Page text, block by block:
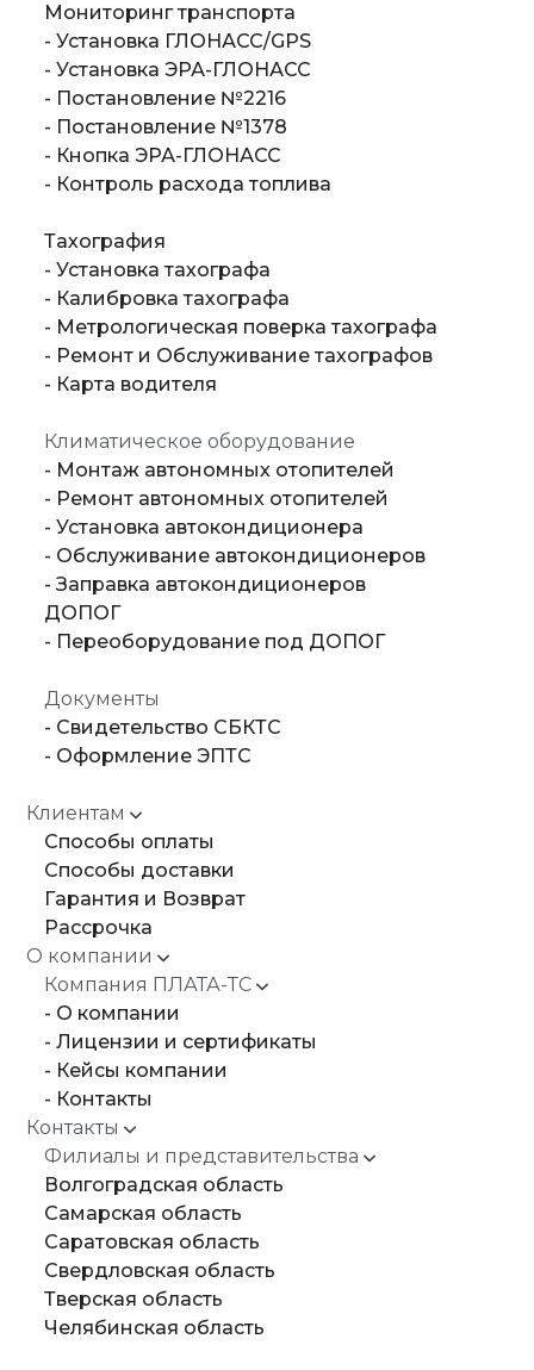
Мониторинг транспорта
- Установка ГЛОНАСС/GPS
- Установка ЭРА-ГЛОНАСС
- Постановление №2216
- Постановление №1378
- Кнопка ЭРА-ГЛОНАСС
- Контроль расхода топлива
Тахография
- Установка тахографа
- Калибровка тахографа
- Метрологическая поверка тахографа
- Ремонт и Обслуживание тахографов
- Карта водителя
Климатическое оборудование
- Монтаж автономных отопителей
- Ремонт автономных отопителей
- Установка автокондиционера
- Обслуживание автокондиционеров
- Заправка автокондиционеров
ДОПОГ
- Переоборудование под ДОПОГ
Документы
- Свидетельство СБКТС
- Оформление ЭПТС
Клиентам
Способы оплаты
Способы доставки
Гарантия и Возврат
Рассрочка
О компании
Компания ПЛАТА-ТС
- О компании
- Лицензии и сертификаты
- Кейсы компании
- Контакты
Контакты
Филиалы и представительства
Волгоградская область
Самарская область
Саратовская область
Свердловская область
Тверская область
Челябинская область